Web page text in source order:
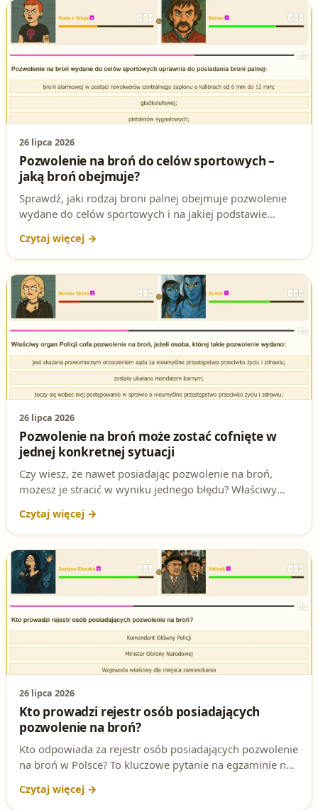
26 lipca 2026
Pozwolenie na broń do celów sportowych –
jaką broń obejmuje?
Sprawdź, jaki rodzaj broni palnej obejmuje pozwolenie
wydane do celów sportowych i na jakiej podstawie
26 lipca 2026
Pozwolenie na broń może zostać cofnięte w
jednej konkretnej sytuacji
Czy wiesz, że nawet posiadając pozwolenie na broń,
możesz je stracić w wyniku jednego błędu? Właściwy
skazany za określone przestępstwo. Sprawdź, czy znasz
odpowiedź na to podchwytliwe pytanie z testu na patent
strzelecki!
26 lipca 2026
Kto prowadzi rejestr osób posiadających
pozwolenie na broń?
Kto odpowiada za rejestr osób posiadających pozwolenie
na broń w Polsce? To kluczowe pytanie na egzaminie na
prawną i wyjątek dotyczący żołnierzy zawodowych.